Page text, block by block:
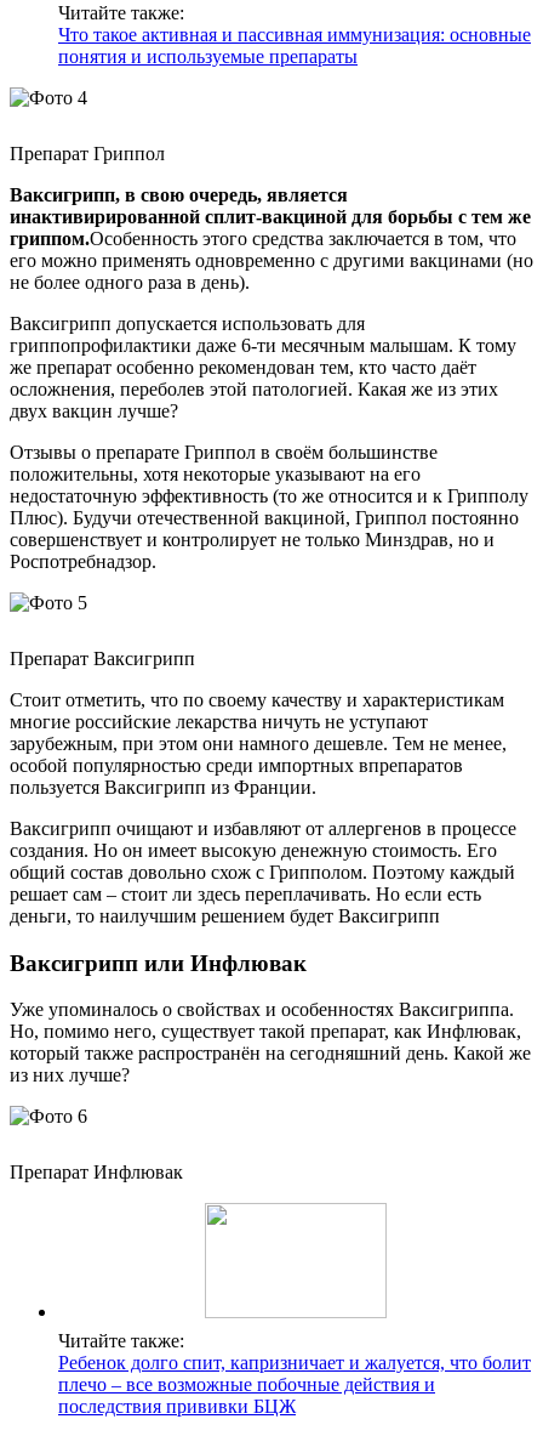
Читайте также:
Что такое активная и пассивная иммунизация: основные
понятия и используемые препараты
Препарат Гриппол
Ваксигрипп, в свою очередь, является
инактивирированной сплит-вакциной для борьбы с тем же
гриппом.Особенность этого средства заключается в том, что
его можно применять одновременно с другими вакцинами (но
не более одного раза в день).
Ваксигрипп допускается использовать для
гриппопрофилактики даже 6-ти месячным малышам. К тому
же препарат особенно рекомендован тем, кто часто даёт
осложнения, переболев этой патологией. Какая же из этих
двух вакцин лучше?
Отзывы о препарате Гриппол в своём большинстве
положительны, хотя некоторые указывают на его
недостаточную эффективность (то же относится и к Грипполу
Плюс). Будучи отечественной вакциной, Гриппол постоянно
совершенствует и контролирует не только Минздрав, но и
Роспотребнадзор.
Препарат Ваксигрипп
Стоит отметить, что по своему качеству и характеристикам
многие российские лекарства ничуть не уступают
зарубежным, при этом они намного дешевле. Тем не менее,
особой популярностью среди импортных впрепаратов
пользуется Ваксигрипп из Франции.
Ваксигрипп очищают и избавляют от аллергенов в процессе
создания. Но он имеет высокую денежную стоимость. Его
общий состав довольно схож с Грипполом. Поэтому каждый
решает сам – стоит ли здесь переплачивать. Но если есть
деньги, то наилучшим решением будет Ваксигрипп
Ваксигрипп или Инфлювак
Уже упоминалось о свойствах и особенностях Ваксигриппа.
Но, помимо него, существует такой препарат, как Инфлювак,
который также распространён на сегодняшний день. Какой же
из них лучше?
Препарат Инфлювак
Читайте также:
Ребенок долго спит, капризничает и жалуется, что болит
плечо – все возможные побочные действия и
последствия прививки БЦЖ